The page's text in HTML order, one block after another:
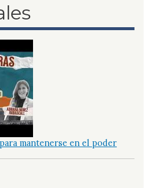
mantenerse en el poder